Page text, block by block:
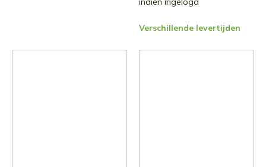
Verschillende levertijden